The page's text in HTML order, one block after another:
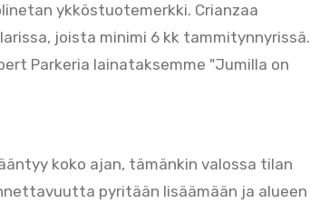
ykköstuotemerkki. Crianzaa
joista minimi 6 kk tammitynnyrissä.
Parkeria lainataksemme "Jumilla on
koko ajan, tämänkin valossa tilan
pyritään lisäämään ja alueen